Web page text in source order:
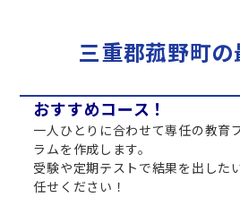
三重郡菰野町
おすすめコース！
一人ひとりに合わせて専任の教育
ラムを作成します。
受験や定期テストで結果を出した
任せください！